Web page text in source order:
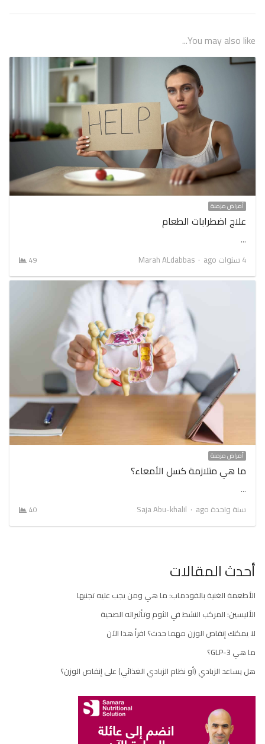
You may also like...
أمراض مزمنة
علاج اضطرابات الطعام
…
4 سنوات ago
Author
Marah ALdabbas
49
أمراض مزمنة
ما هي متلازمة كسل الأمعاء؟
…
سنة واحدة ago
Author
Saja Abu-khalil
40
أحدث المقالات
الأطعمة الغنية بالفودماب: ما هي ومن يجب عليه تجنبها
الأليسين: المركب النشط في الثوم وتأثيراته الصحية
لا يمكنك إنقاص الوزن مهما حدث؟ اقرأ هذا الآن
ما هي GLP-3؟
هل يساعد الزبادي (أو نظام الزبادي الغذائي) على إنقاص الوزن؟